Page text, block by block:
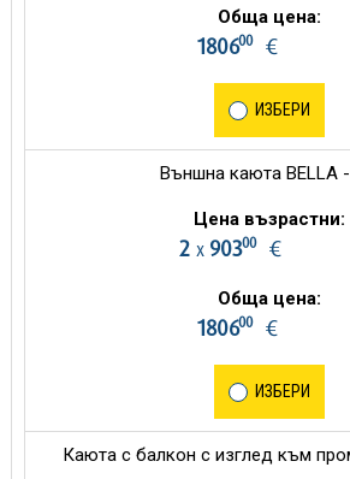
Обща цена:
180600€
ИЗБЕРИ
Външна каюта BELLA -
Цена възрастни:
2 х 90300€
Обща цена:
180600€
ИЗБЕРИ
Каюта с балкон с изглед към